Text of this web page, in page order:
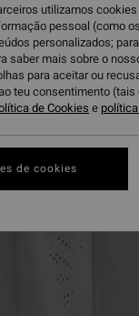
utilizamos
pessoal (como
personalizados;
saber mais sobre o
para aceitar ou
teu consentimento
de Cookies e
de cookies